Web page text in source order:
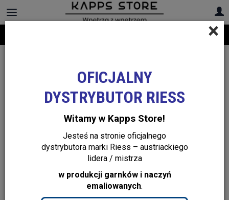
+48 22 299 19 84
×
OFICJALNY
DYSTRYBUTOR RIESS
Witamy w Kapps Store!
Jesteś na stronie oficjalnego
dystrybutora marki Riess – austriackiego
lidera / mistrza
w produkcji garnków i naczyń
emaliowanych.